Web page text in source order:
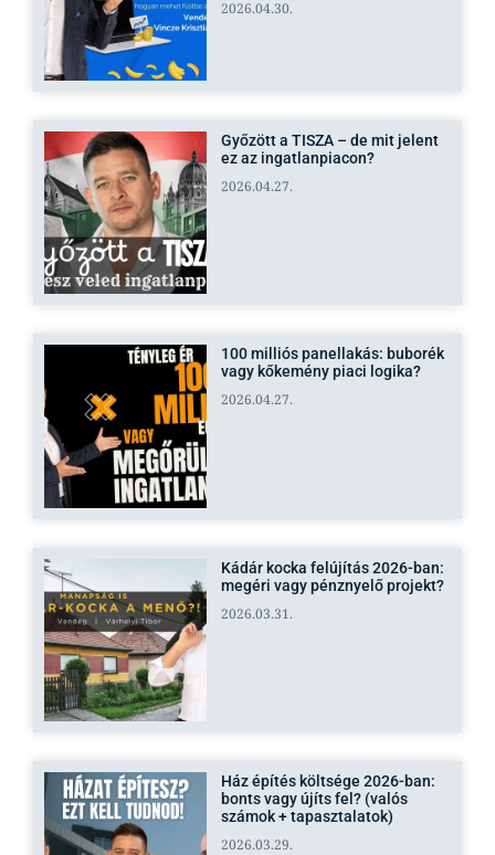
2026.04.30.
Győzött a TISZA – de mit jelent
ez az ingatlanpiacon?
2026.04.27.
100 milliós panellakás: buborék
vagy kőkemény piaci logika?
2026.04.27.
Kádár kocka felújítás 2026-ban:
megéri vagy pénznyelő projekt?
2026.03.31.
Ház építés költsége 2026-ban:
bonts vagy újíts fel? (valós
számok + tapasztalatok)
2026.03.29.